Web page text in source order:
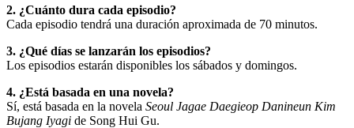
2. ¿Cuánto dura cada episodio?
Cada episodio tendrá una duración aproximada de 70 minutos.
3. ¿Qué días se lanzarán los episodios?
Los episodios estarán disponibles los sábados y domingos.
4. ¿Está basada en una novela?
Sí, está basada en la novela Seoul Jagae Daegieop Danineun Kim
Bujang Iyagi de Song Hui Gu.